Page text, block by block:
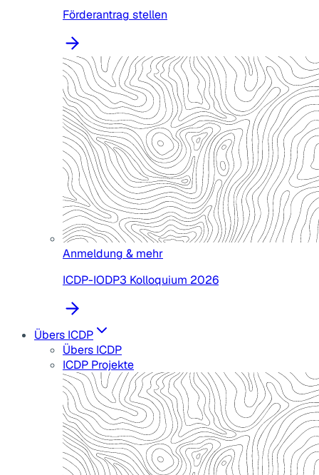
Förderantrag stellen
Anmeldung & mehr
ICDP-IODP3 Kolloquium 2026
Übers ICDP
Übers ICDP
ICDP Projekte